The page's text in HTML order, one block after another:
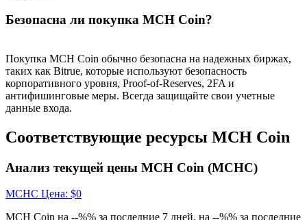
Безопасна ли покупка MCH Coin?
Покупка MCH Coin обычно безопасна на надежных биржах,
таких как Bitrue, которые используют безопасность
корпоративного уровня, Proof-of-Reserves, 2FA и
антифишинговые меры. Всегда защищайте свои учетные
данные входа.
Соответствующие ресурсы MCH Coin
Анализ текущей цены MCH Coin (MCHC)
MCHC Цена: $0
MCH Coin на --%% за последние 7 дней, на --%% за последние